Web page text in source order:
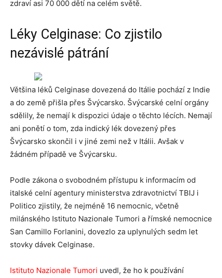
zdraví asi 70 000 dětí na celém světě.
Léky Celginase: Co zjistilo
nezávislé pátrání
Většina léků Celginase dovezená do Itálie pochází z Indie
a do země přišla přes Švýcarsko. Švýcarské celní orgány
sdělily, že nemají k dispozici údaje o těchto lécích. Nemají
ani ponětí o tom, zda indický lék dovezený přes
Švýcarsko skončil i v jiné zemi než v Itálii. Avšak v
žádném případě ve Švýcarsku.
Podle zákona o svobodném přístupu k informacím od
italské celní agentury ministerstva zdravotnictví TBIJ i
Politico zjistily, že nejméně 16 nemocnic, včetně
milánského Istituto Nazionale Tumori a římské nemocnice
San Camillo Forlanini, dovezlo za uplynulých sedm let
stovky dávek Celginase.
Istituto Nazionale Tumori uvedl, že ho k používání